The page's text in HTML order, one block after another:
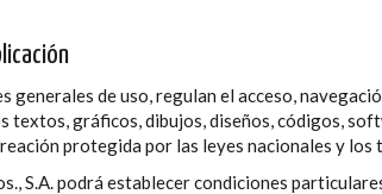
generales de uso, regulan el acceso,
textos, gráficos, dibujos, diseños, códigos,
protegida por las leyes nacionales y
S.A. podrá establecer condiciones